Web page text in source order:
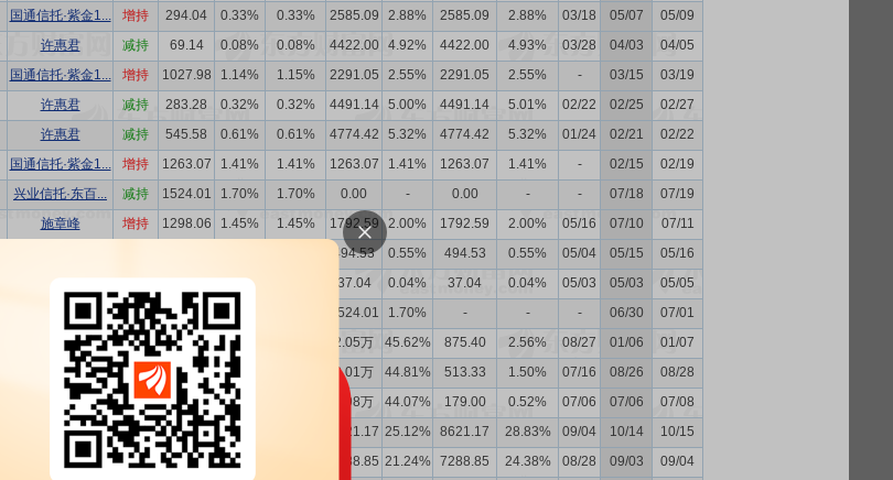
国通信托·紫金1... 增持 294.04 0.33% 0.33% 2585.09 2.88% 2585.09 2.88% 03/18 05/07
05/09
许惠君 减持 69.14 0.08% 0.08% 4422.00 4.92% 4422.00 4.93% 03/28 04/03
04/05
国通信托·紫金1... 增持 1027.98 1.14% 1.15% 2291.05 2.55% 2291.05 2.55% - 03/15
03/19
许惠君 减持 283.28 0.32% 0.32% 4491.14 5.00% 4491.14 5.01% 02/22 02/25
02/27
许惠君 减持 545.58 0.61% 0.61% 4774.42 5.32% 4774.42 5.32% 01/24 02/21
02/22
国通信托·紫金1... 增持 1263.07 1.41% 1.41% 1263.07 1.41% 1263.07 1.41% - 02/15
02/19
兴业信托·东百... 减持 1524.01 1.70% 1.70% 0.00 - 0.00 - - 07/18
07/19
施章峰 增持 1298.06 1.45% 1.45% 1792.59 2.00% 1792.59 2.00% 05/16 07/10
07/11
494.53 0.55% 494.53 0.55% 05/04 05/15
05/16
施章峰 0.04% 37.04 0.04% 37.04 0.04% 05/03 05/03
05/05
增持 1524.01 1524.01 1.70% - - - 06/30
07/01
福建丰琪投资有... 增持 362.07 0.81% 2.05万 45.62% 875.40 2.56% 08/27 01/06
01/07
福建丰琪投资有... 增持 334.33 0.74% 2.01万 44.81% 513.33 1.50% 07/16 08/26
08/28
福建丰琪投资有... 增持 179.00 0.40% 1.98万 44.07% 179.00 0.52% 07/06 07/06
07/08
福建丰琪投资有... 增持 1332.33 3.88% 8621.17 25.12% 8621.17 28.83% 09/04 10/14
10/15
福建丰琪投资有... 增持 401.17 1.17% 7288.85 21.24% 7288.85 24.38% 08/28 09/03
09/04